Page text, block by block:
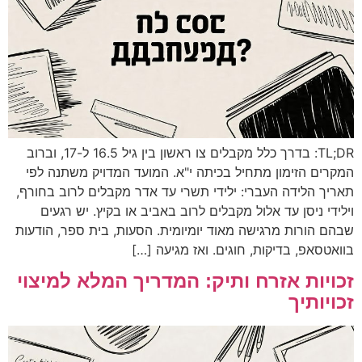
TL;DR: בדרך כלל מקבלים צו ראשון בין גיל 16.5 ל-17, וברוב
המקרים הזימון מתחיל בכיתה י"א. המועד המדויק משתנה לפי
תאריך הלידה העברי: ילידי תשרי עד אדר מקבלים לרוב בחורף,
וילידי ניסן עד אלול מקבלים לרוב באביב או בקיץ. יש רגעים
שבהם הורות מרגישה מאוד יומיומית. הסעות, בית ספר, הודעות
בוואטסאפ, בדיקות, חוגים. ואז מגיעה […]
זכויות אזרח ותיק: המדריך המלא למיצוי
זכויותיך